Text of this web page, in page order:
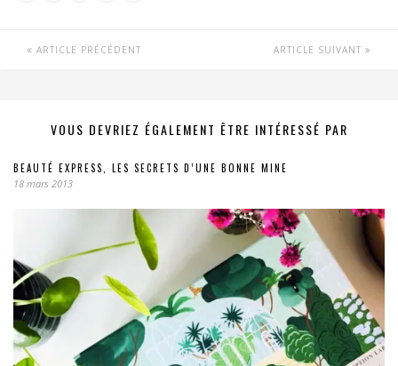
ARTICLE PRÉCÉDENT ARTICLE SUIVANT
VOUS DEVRIEZ ÉGALEMENT ÊTRE INTÉRESSÉ PAR
BEAUTÉ EXPRESS, LES SECRETS D’UNE BONNE MINE
18 mars 2013